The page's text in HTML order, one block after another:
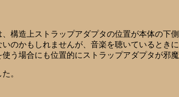
構造上ストラップアダプタの位置が本体の下
のかもしれませんが、音楽を聴いているとき
う場合にも位置的にストラップアダプタが邪魔
。